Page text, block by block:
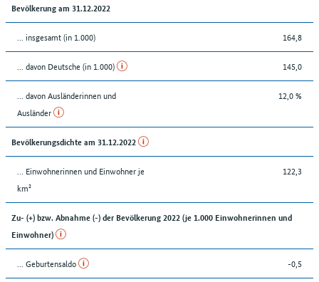
Bevölkerung am 31.12.2022
... insgesamt (in 1.000) 164,8
... davon Deutsche (in 1.000) 145,0
... davon Ausländerinnen und
Ausländer
12,0 %
Bevölkerungsdichte am 31.12.2022
… Einwohnerinnen und Einwohner je
km²
122,3
Zu- (+) bzw. Abnahme (-) der Bevölkerung 2022 (je 1.000 Einwohnerinnen und
Einwohner)
... Geburtensaldo -0,5